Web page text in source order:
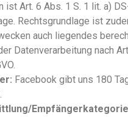
ist Art. 6 Abs. 1 S. 1 lit. a)
Rechtsgrundlage ist
auch liegendes
Datenverarbeitung nach
Facebook gibt uns 180